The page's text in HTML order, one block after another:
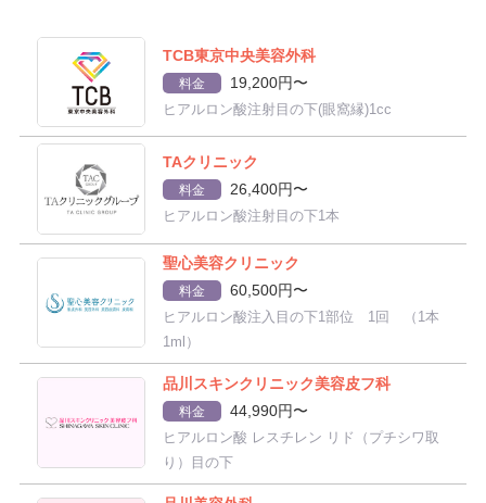
TCB東京中央美容外科
料金 19,200円〜
ヒアルロン酸注射目の下(眼窩縁)1cc
TAクリニック
料金 26,400円〜
ヒアルロン酸注射目の下1本
聖心美容クリニック
料金 60,500円〜
ヒアルロン酸注入目の下1部位 1回 （1本
1ml）
品川スキンクリニック美容皮フ科
料金 44,990円〜
ヒアルロン酸 レスチレン リド（プチシワ取
り）目の下